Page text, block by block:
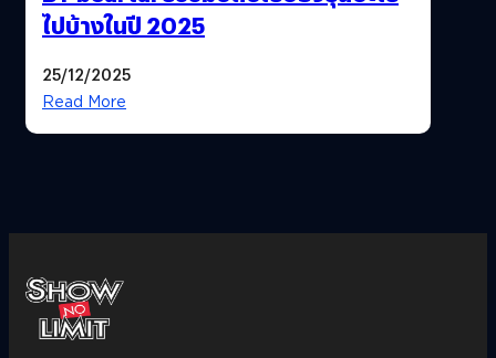
ไปบ้างในปี 2025
25/12/2025
Read More